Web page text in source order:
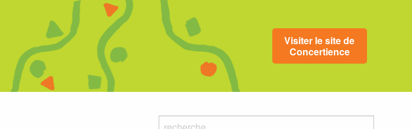
Visiter le site de
Concertience
Rechercher